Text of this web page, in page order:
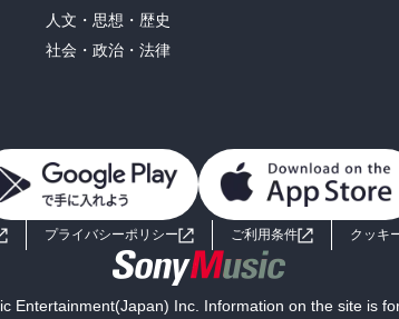
人文・思想・歴史
社会・政治・法律
プライバシーポリシー ご利用条件 クッキ
Entertainment(Japan) Inc. Information on the site is